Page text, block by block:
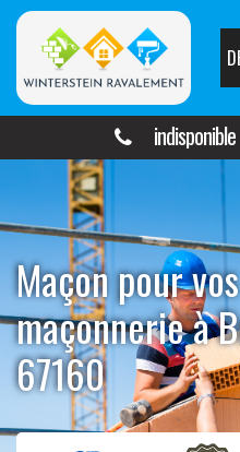
indisponible
Maçon pour
maçonnerie à
67160